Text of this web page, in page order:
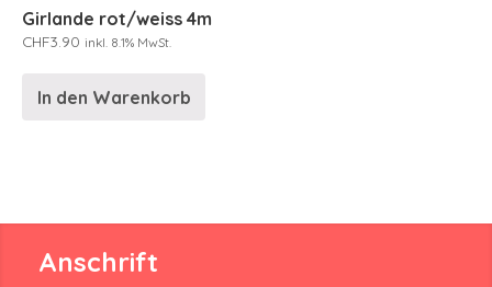
Girlande rot/weiss 4m
CHF3.90 inkl. 8.1% MwSt.
In den Warenkorb
Anschrift